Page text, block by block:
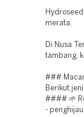
merata.
Di Nusa
tambang,
###
Berikut
#### 🌱
-